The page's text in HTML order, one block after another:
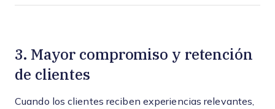
3. Mayor compromiso y retención
de clientes
Cuando los clientes reciben experiencias relevantes,